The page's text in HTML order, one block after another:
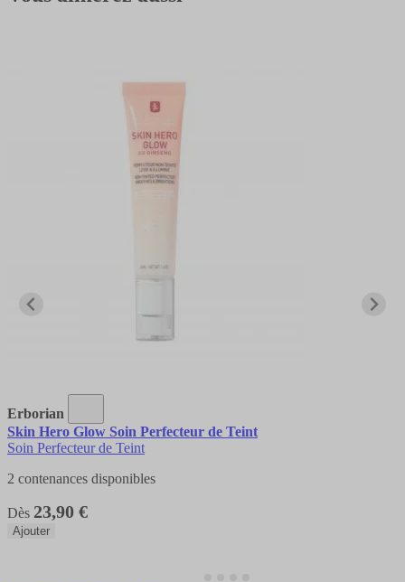
Erborian
Skin Hero Glow Soin Perfecteur de Teint
Soin Perfecteur de Teint
2 contenances disponibles
Dès 23,90 €
Ajouter